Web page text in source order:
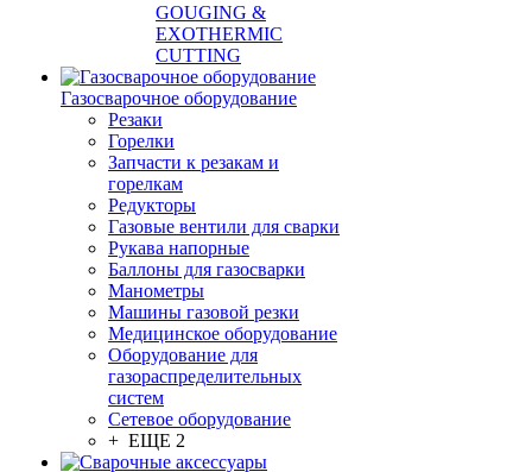
GOUGING &
EXOTHERMIC
CUTTING
Газосварочное оборудование
Резаки
Горелки
Запчасти к резакам и
горелкам
Редукторы
Газовые вентили для сварки
Рукава напорные
Баллоны для газосварки
Манометры
Машины газовой резки
Медицинское оборудование
Оборудование для
газораспределительных
систем
Сетевое оборудование
+ ЕЩЕ 2